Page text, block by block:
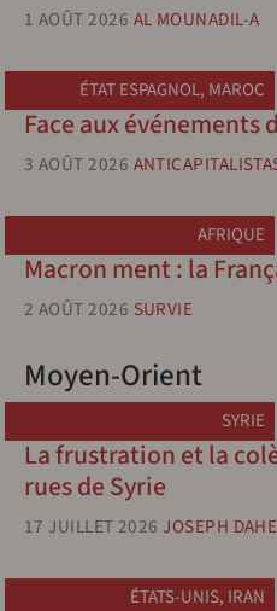
1 AOÛT 2026 AL MOUNADIL-A
ÉTAT ESPAGNOL, MAROC
Face aux événements
3 AOÛT 2026
AFRIQUE
Macron ment : la
2 AOÛT 2026 SURVIE
Moyen-Orient
SYRIE
La frustration et la
rues de Syrie
17 JUILLET 2026 JOSEPH
ÉTATS-UNIS, IRAN